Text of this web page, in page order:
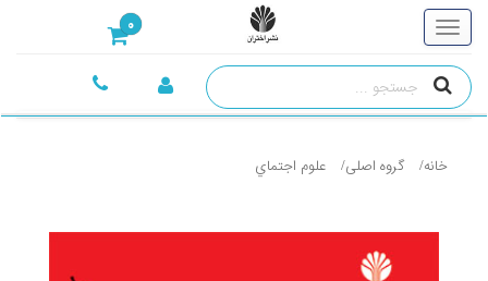
0
خانه گروه اصلی علوم اجتماي